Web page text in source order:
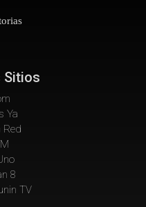
Sitios
Ya
Red
8
TV